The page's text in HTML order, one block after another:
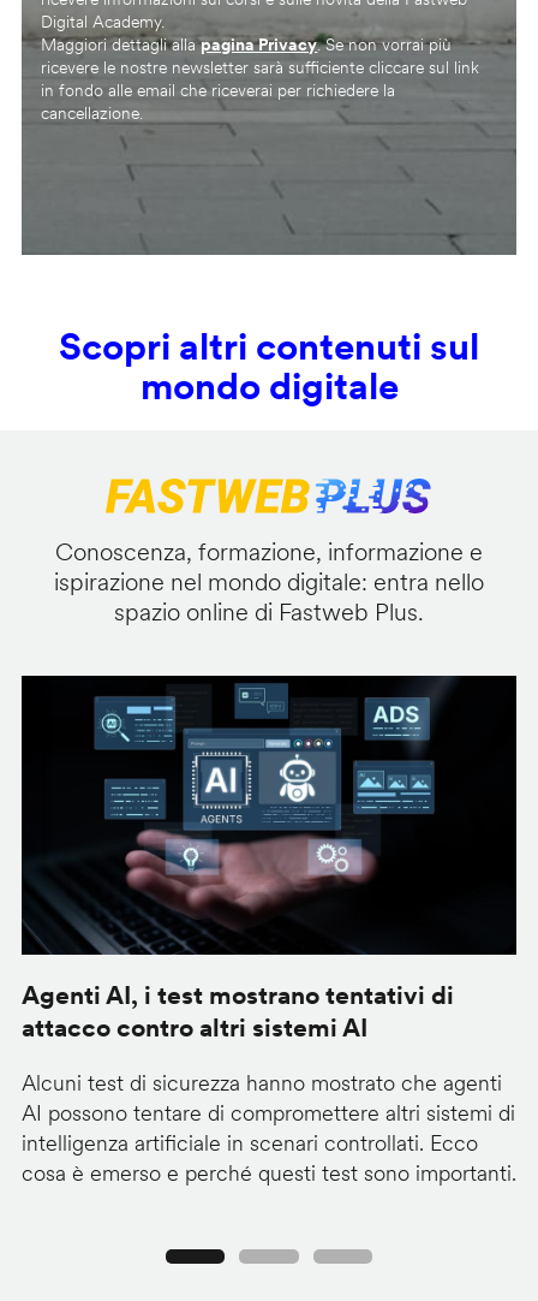
Digital Academy.
Maggiori dettagli allapagina Privacy. Se non vorrai più
ricevere le nostre newsletter sarà sufficiente cliccare sul link
in fondo alle email che riceverai per richiedere la
cancellazione.
Scopri altri contenuti sul
mondo digitale
Conoscenza, formazione, informazione e
ispirazione nel mondo digitale: entra nello
spazio online di Fastweb Plus.
Agenti AI, i test mostrano tentativi di
attacco contro altri sistemi AI
Alcuni test di sicurezza hanno mostrato che agenti
AI possono tentare di compromettere altri sistemi di
intelligenza artificiale in scenari controllati. Ecco
cosa è emerso e perché questi test sono importanti.